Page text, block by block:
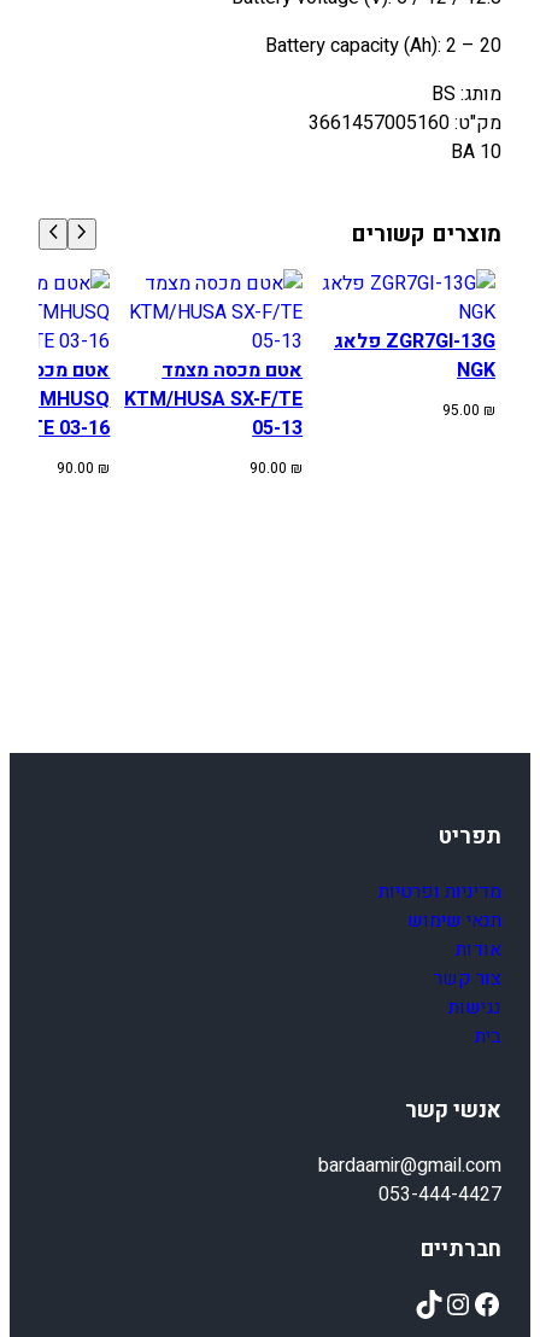
Battery capacity (Ah): 2 – 20
מותג: BS
מק"ט: 3661457005160
BA 10
מוצרים קשורים
ZGR7GI-13G פלאג
NGK
95.00 ₪
אטם מכסה מצמד
KTM/HUSA SX-F/TE
05-13
90.00₪
אטם מכסה
KTMHUSQ
TE 03-16
90.00₪
תפריט
מדיניות ופרטיות
תנאי שימוש
אודות
צור קשר
נגישות
בית
אנשי קשר
bardaamir@gmail.com
053-444-4427
חברתיים
Facebook
Instagram
TikTok